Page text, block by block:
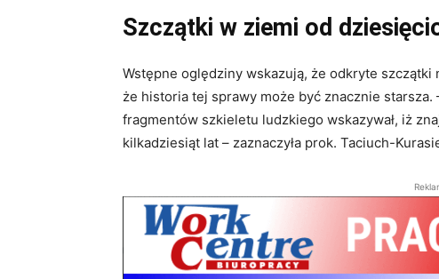
Szczątki w ziemi od
Wstępne oględziny wskazują, że odkryte
że historia tej sprawy może być znacznie
fragmentów szkieletu ludzkiego wskazywał, iż
kilkadziesiąt lat – zaznaczyła prok. Taciuch-